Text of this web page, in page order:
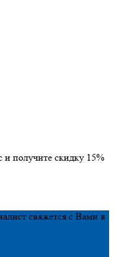
и получите скидку 15%
свяжется с Вами в